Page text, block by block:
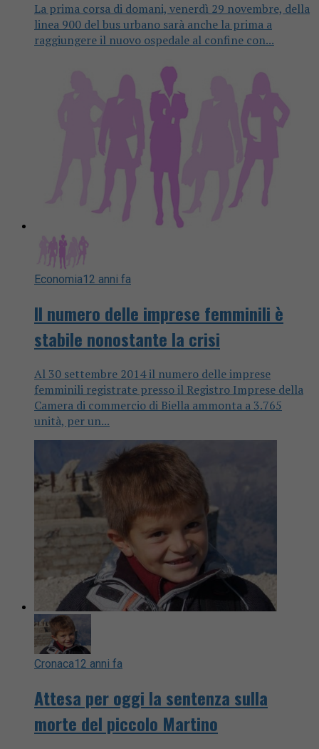
La prima corsa di domani, venerdì 29 novembre, della
linea 900 del bus urbano sarà anche la prima a
raggiungere il nuovo ospedale al confine con...
Economia12 anni fa
Il numero delle imprese femminili è
stabile nonostante la crisi
Al 30 settembre 2014 il numero delle imprese
femminili registrate presso il Registro Imprese della
Camera di commercio di Biella ammonta a 3.765
unità, per un...
Cronaca12 anni fa
Attesa per oggi la sentenza sulla
morte del piccolo Martino